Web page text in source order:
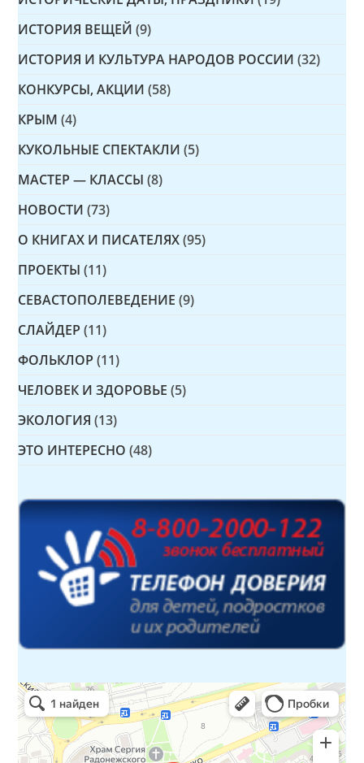
ИСТОРИЯ ВЕЩЕЙ (9)
ИСТОРИЯ И КУЛЬТУРА НАРОДОВ РОССИИ (32)
КОНКУРСЫ, АКЦИИ (58)
КРЫМ (4)
КУКОЛЬНЫЕ СПЕКТАКЛИ (5)
МАСТЕР — КЛАССЫ (8)
НОВОСТИ (73)
О КНИГАХ И ПИСАТЕЛЯХ (95)
ПРОЕКТЫ (11)
СЕВАСТОПОЛЕВЕДЕНИЕ (9)
СЛАЙДЕР (11)
ФОЛЬКЛОР (11)
ЧЕЛОВЕК И ЗДОРОВЬЕ (5)
ЭКОЛОГИЯ (13)
ЭТО ИНТЕРЕСНО (48)
Детская библиотека № 14 Дружбы народов
Библиотека в Севастополе